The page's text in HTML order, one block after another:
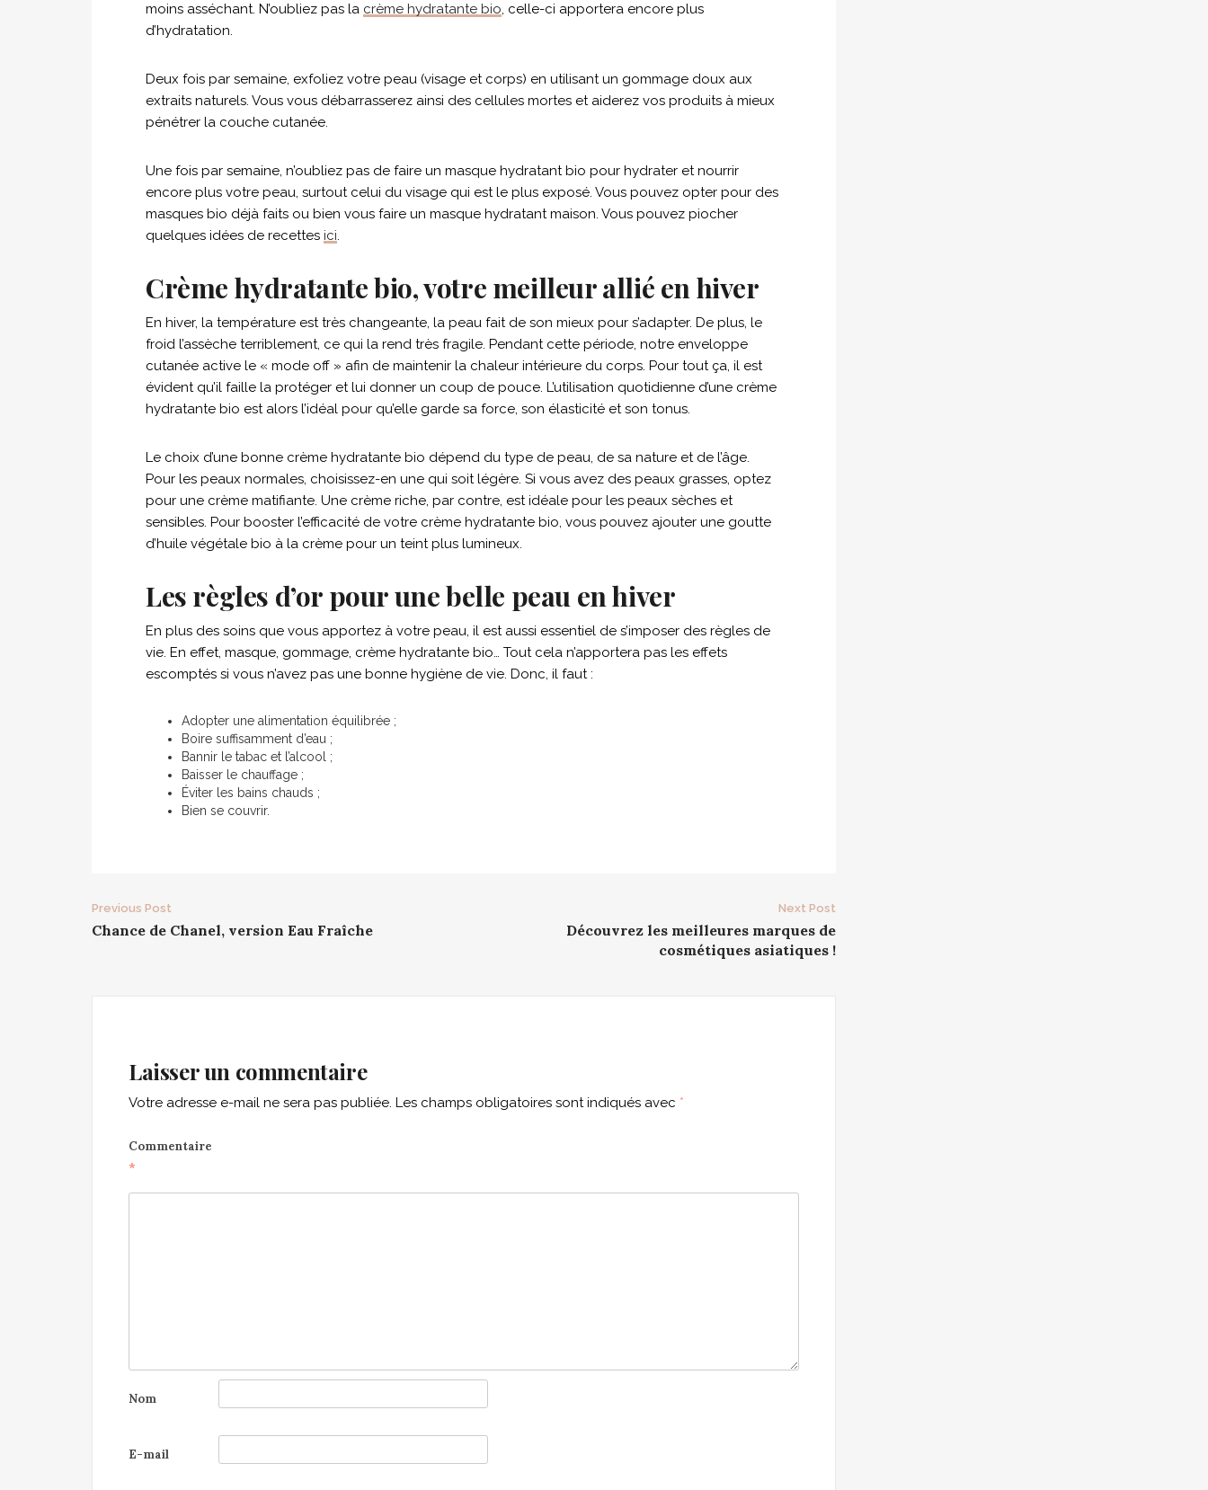
moins asséchant. N’oubliez pas la crème hydratante bio, celle-ci apportera encore plus
d’hydratation.
Deux fois par semaine, exfoliez votre peau (visage et corps) en utilisant un gommage doux aux
extraits naturels. Vous vous débarrasserez ainsi des cellules mortes et aiderez vos produits à mieux
pénétrer la couche cutanée.
Une fois par semaine, n’oubliez pas de faire un masque hydratant bio pour hydrater et nourrir
encore plus votre peau, surtout celui du visage qui est le plus exposé. Vous pouvez opter pour des
masques bio déjà faits ou bien vous faire un masque hydratant maison. Vous pouvez piocher
quelques idées de recettes ici.
Crème hydratante bio, votre meilleur allié en hiver
En hiver, la température est très changeante, la peau fait de son mieux pour s’adapter. De plus, le
froid l’assèche terriblement, ce qui la rend très fragile. Pendant cette période, notre enveloppe
cutanée active le « mode off » afin de maintenir la chaleur intérieure du corps. Pour tout ça, il est
évident qu’il faille la protéger et lui donner un coup de pouce. L’utilisation quotidienne d’une crème
hydratante bio est alors l’idéal pour qu’elle garde sa force, son élasticité et son tonus.
Le choix d’une bonne crème hydratante bio dépend du type de peau, de sa nature et de l’âge.
Pour les peaux normales, choisissez-en une qui soit légère. Si vous avez des peaux grasses, optez
pour une crème matifiante. Une crème riche, par contre, est idéale pour les peaux sèches et
sensibles. Pour booster l’efficacité de votre crème hydratante bio, vous pouvez ajouter une goutte
d’huile végétale bio à la crème pour un teint plus lumineux.
Les règles d’or pour une belle peau en hiver
En plus des soins que vous apportez à votre peau, il est aussi essentiel de s’imposer des règles de
vie. En effet, masque, gommage, crème hydratante bio… Tout cela n’apportera pas les effets
escomptés si vous n’avez pas une bonne hygiène de vie. Donc, il faut :
Adopter une alimentation équilibrée ;
Boire suffisamment d’eau ;
Bannir le tabac et l’alcool ;
Baisser le chauffage ;
Éviter les bains chauds ;
Bien se couvrir.
Post
navigation
Previous Post
Chance de Chanel, version Eau Fraîche
Next Post
Découvrez les meilleures marques de
cosmétiques asiatiques !
Laisser un commentaire
Votre adresse e-mail ne sera pas publiée. Les champs obligatoires sont indiqués avec *
Commentaire
*
Nom
E-mail